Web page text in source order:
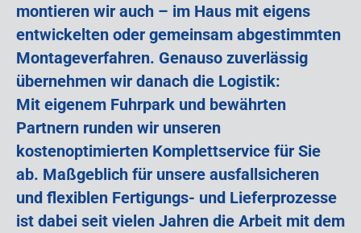
montieren wir auch – im Haus mit eigens
entwickelten oder gemeinsam abgestimmten
Montageverfahren. Genauso zuverlässig
übernehmen wir danach die Logistik:
Mit eigenem Fuhrpark und bewährten
Partnern runden wir unseren
kostenoptimierten Komplettservice für Sie
ab. Maßgeblich für unsere ausfallsicheren
und flexiblen Fertigungs- und Lieferprozesse
ist dabei seit vielen Jahren die Arbeit mit dem